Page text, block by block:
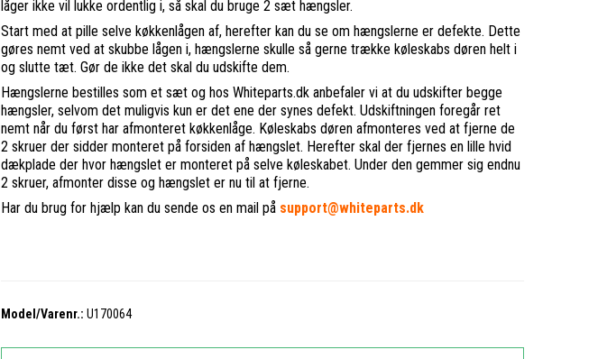
låger ikke vil lukke ordentlig i, så skal du bruge 2 sæt hængsler.
Start med at pille selve køkkenlågen af, herefter kan du se om hængslerne er defekte. Dette
gøres nemt ved at skubbe lågen i, hængslerne skulle så gerne trække køleskabs døren helt i
og slutte tæt. Gør de ikke det skal du udskifte dem.
Hængslerne bestilles som et sæt og hos Whiteparts.dk anbefaler vi at du udskifter begge
hængsler, selvom det muligvis kun er det ene der synes defekt. Udskiftningen foregår ret
nemt når du først har afmonteret køkkenlåge. Køleskabs døren afmonteres ved at fjerne de
2 skruer der sidder monteret på forsiden af hængslet. Herefter skal der fjernes en lille hvid
dækplade der hvor hængslet er monteret på selve køleskabet. Under den gemmer sig endnu
2 skruer, afmonter disse og hængslet er nu til at fjerne.
Har du brug for hjælp kan du sende os en mail på support@whiteparts.dk
Model/Varenr.: U170064